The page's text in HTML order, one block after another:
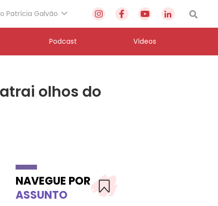
Patrícia Galvão
Podcast Vídeos
olhos do
NAVEGUE POR
ASSUNTO